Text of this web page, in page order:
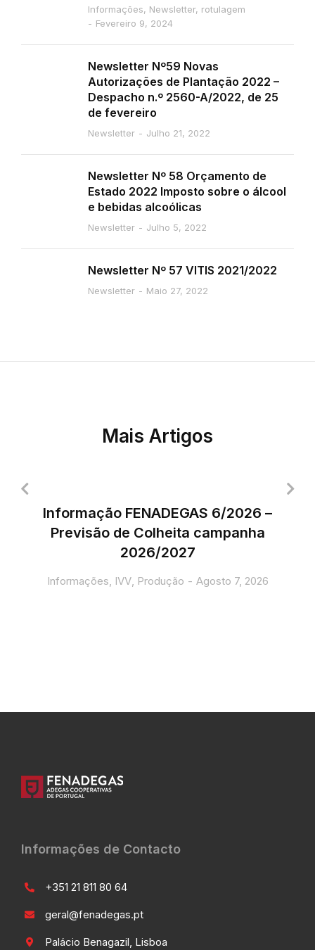
Informações, Newsletter, rotulagem
Fevereiro 9, 2024
Newsletter Nº59 Novas
Autorizações de Plantação 2022 –
Despacho n.º 2560-A/2022, de 25
de fevereiro
Newsletter Julho 21, 2022
Newsletter Nº 58 Orçamento de
Estado 2022 Imposto sobre o álcool
e bebidas alcoólicas
Newsletter Julho 5, 2022
Newsletter Nº 57 VITIS 2021/2022
Newsletter Maio 27, 2022
Mais Artigos
Informação FENADEGAS 6/2026 –
Previsão de Colheita campanha
2026/2027
Informações, IVV, Produção Agosto 7, 2026
Informações de Contacto
+351 21 811 80 64
geral@fenadegas.pt
Palácio Benagazil, Lisboa